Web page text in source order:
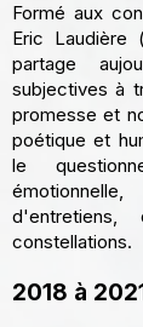
Formé aux
Eric Laudière
partage
subjectives à
promesse et
poétique et
le
d'entretiens,
constellations.
2018 à